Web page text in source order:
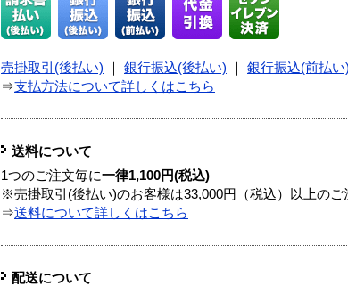
売掛取引(後払い) 銀行振込(後払い) 銀行振込(前払い)
⇒支払方法について詳しくはこちら
送料について
1つのご注文毎に一律1,100円(税込)
※売掛取引(後払い)のお客様は33,000円（税込）以上のご
⇒送料について詳しくはこちら
配送について